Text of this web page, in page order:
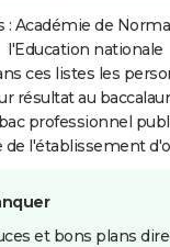
: Académie de
l'Education nationale
ces listes les
résultat au
professionnel
de l'établissement
et bons plans